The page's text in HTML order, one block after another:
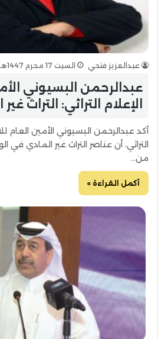
عبدالعزيز فتحي السبت 17 محرم 1447هـ
عبدالرحمن البسيوني
الإعلام التراثي: التراث
أكد عبدالرحمن البسيوني الأمين العام
التراثي، أن عناصر التراث غير المادي
من…
أكمل القراءة »